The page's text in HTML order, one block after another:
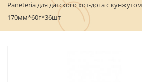
Paneteria для датского хот-дога с кунжутом
170мм*60г*36шт